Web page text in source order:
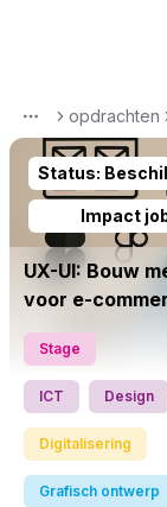
Moreopdrachten
Status:
Impact
UX-UI: Bouw
voor e-
Stage
ICT Design
Digitalisering
Grafisch ontwerp